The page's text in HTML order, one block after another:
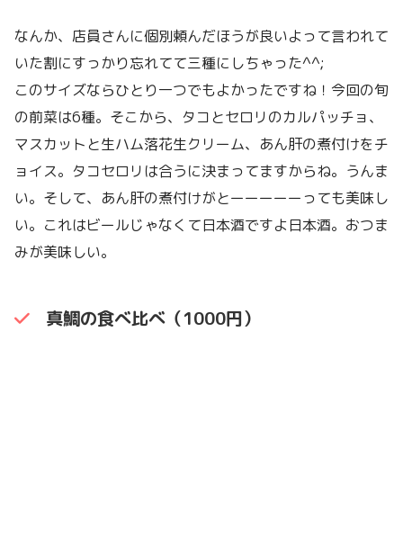
なんか、店員さんに個別頼んだほうが良いよって言われて
いた割にすっかり忘れてて三種にしちゃった^^;
このサイズならひとり一つでもよかったですね！今回の旬
の前菜は6種。そこから、タコとセロリのカルパッチョ、
マスカットと生ハム落花生クリーム、あん肝の煮付けをチ
ョイス。タコセロリは合うに決まってますからね。うんま
い。そして、あん肝の煮付けがとーーーーーっても美味し
い。これはビールじゃなくて日本酒ですよ日本酒。おつま
みが美味しい。
真鯛の食べ比べ（1000円）